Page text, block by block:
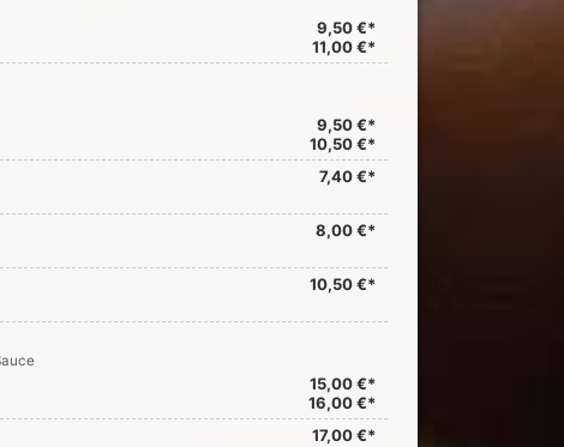
9,50 €*
11,00 €*
9,50 €*
10,50 €*
7,40 €*
8,00 €*
10,50 €*
15,00 €*
16,00 €*
17,00 €*